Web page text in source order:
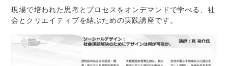
現場で培われた思考とプロセスをオンデマンドで学べる、社
会とクリエイティブを結ぶための実践講座です。